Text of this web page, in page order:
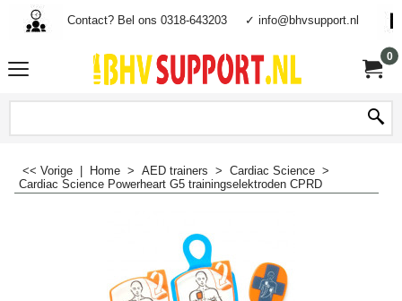
Contact? Bel ons 0318-643203 ✓ info@bhvsupport.nl
0
<< Vorige Home > AED trainers > Cardiac Science >
Cardiac Science Powerheart G5 trainingselektroden CPRD